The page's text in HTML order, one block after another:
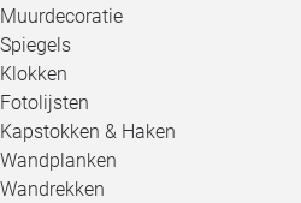
Muurdecoratie
Spiegels
Klokken
Fotolijsten
Kapstokken & Haken
Wandplanken
Wandrekken